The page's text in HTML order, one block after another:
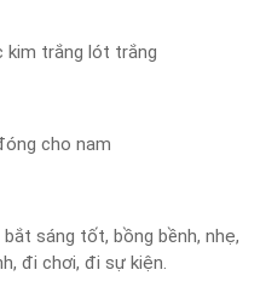
kim trắng lót trắng
cho nam
sáng tốt, bồng bềnh, nhẹ,
đi chơi, đi sự kiện.